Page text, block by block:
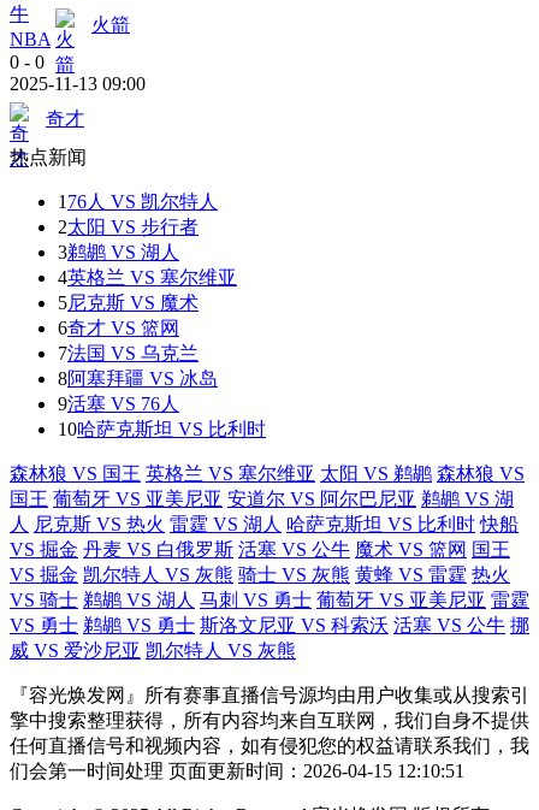
NBA
火箭
0 - 0
2025-11-13 09:00
奇才
热点新闻
1 76人 VS 凯尔特人
2太阳 VS 步行者
3鹈鹕 VS 湖人
4英格兰 VS 塞尔维亚
5尼克斯 VS 魔术
6奇才 VS 篮网
7法国 VS 乌克兰
8阿塞拜疆 VS 冰岛
9活塞 VS 76人
10哈萨克斯坦 VS 比利时
森林狼 VS 国王 英格兰 VS 塞尔维亚 太阳 VS 鹈鹕 森林狼 VS
国王 葡萄牙 VS 亚美尼亚 安道尔 VS 阿尔巴尼亚 鹈鹕 VS 湖
人 尼克斯 VS 热火 雷霆 VS 湖人 哈萨克斯坦 VS 比利时 快船
VS 掘金 丹麦 VS 白俄罗斯 活塞 VS 公牛 魔术 VS 篮网 国王
VS 掘金 凯尔特人 VS 灰熊 骑士 VS 灰熊 黄蜂 VS 雷霆 热火
VS 骑士 鹈鹕 VS 湖人 马刺 VS 勇士 葡萄牙 VS 亚美尼亚 雷霆
VS 勇士 鹈鹕 VS 勇士 斯洛文尼亚 VS 科索沃 活塞 VS 公牛 挪
威 VS 爱沙尼亚 凯尔特人 VS 灰熊
『容光焕发网』所有赛事直播信号源均由用户收集或从搜索引
擎中搜索整理获得，所有内容均来自互联网，我们自身不提供
任何直播信号和视频内容，如有侵犯您的权益请联系我们，我
们会第一时间处理 页面更新时间：2026-04-15 12:10:51